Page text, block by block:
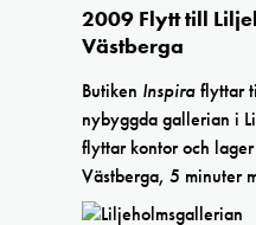
2009 Flytt till
Västberga
Butiken Inspiraflyttar
nybyggda gallerian i
flyttar kontor och
Västberga, 5 minuter